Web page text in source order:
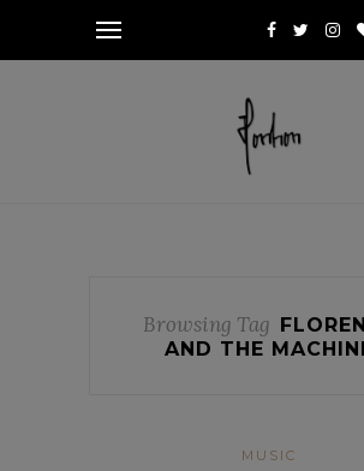
Browsing Tag
AND THE
MUSIC